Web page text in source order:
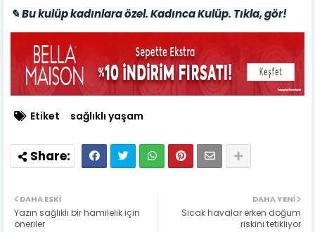
✎ Bu kulüp kadınlara özel. Kadınca Kulüp. Tıkla, gör!
Etiket sağlıklı yaşam
DAHA YENI
Sıcak havalar erken doğum
riskini tetikliyor
DAHA ESKI
Yazın sağlıklı bir hamilelik için
öneriler